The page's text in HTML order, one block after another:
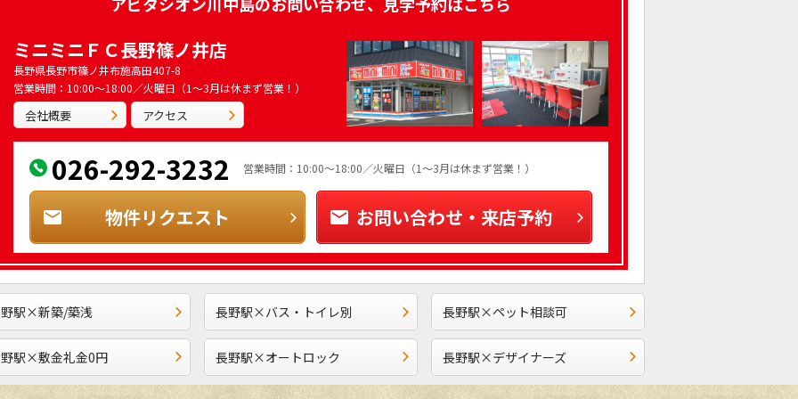
ミニミニＦＣ長野篠ノ井店
長野県長野市篠ノ井布施高田407-8
営業時間：10:00～18:00／火曜日（1～3月は休まず営業！）
会社概要 アクセス
026-292-3232 営業時間：10:00～18:00／火曜日（1～3月は休まず営業！）
物件リクエスト お問い合わせ・来店予約
駅×新築/築浅 長野駅×バス・トイレ別 長野駅×ペット相談可
駅×敷金礼金0円 長野駅×オートロック 長野駅×デザイナーズ